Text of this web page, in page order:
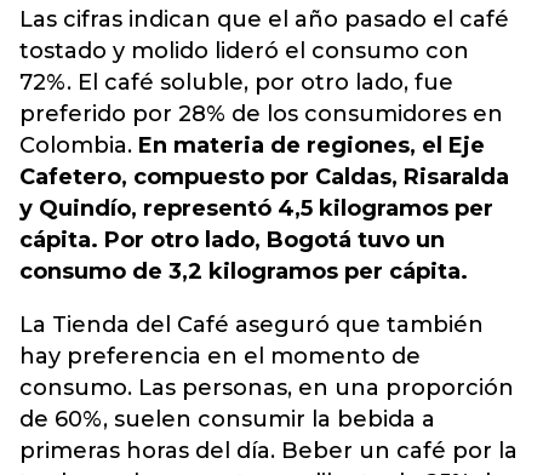
Las cifras indican que el año pasado el café
tostado y molido lideró el consumo con
72%. El café soluble, por otro lado, fue
preferido por 28% de los consumidores en
Colombia. En materia de regiones, el Eje
Cafetero, compuesto por Caldas, Risaralda
y Quindío, representó 4,5 kilogramos per
cápita. Por otro lado, Bogotá tuvo un
consumo de 3,2 kilogramos per cápita.
La Tienda del Café aseguró que también
hay preferencia en el momento de
consumo. Las personas, en una proporción
de 60%, suelen consumir la bebida a
primeras horas del día. Beber un café por la